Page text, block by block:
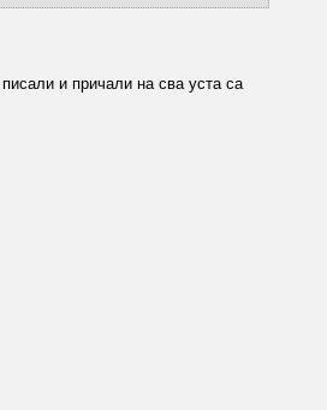
и причали на сва уста са